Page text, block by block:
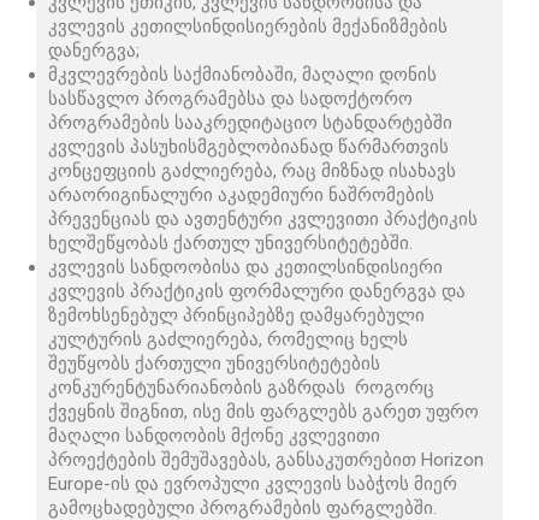
კვლევის კეთილსინდისიერების მექანიზმების
დანერგვა;
მკვლევრების საქმიანობაში, მაღალი დონის
სასწავლო პროგრამებსა და სადოქტორო
პროგრამების სააკრედიტაციო სტანდარტებში
კვლევის პასუხისმგებლობიანად წარმართვის
კონცეფციის გაძლიერება, რაც მიზნად ისახავს
არაორიგინალური აკადემიური ნაშრომების
პრევენციას და ავთენტური კვლევითი პრაქტიკის
ხელშეწყობას ქართულ უნივერსიტეტებში.
კვლევის სანდოობისა და კეთილსინდისიერი
კვლევის პრაქტიკის ფორმალური დანერგვა და
ზემოხსენებულ პრინციპებზე დამყარებული
კულტურის გაძლიერება, რომელიც ხელს
შეუწყობს ქართული უნივერსიტეტების
კონკურენტუნარიანობის გაზრდას როგორც
ქვეყნის შიგნით, ისე მის ფარგლებს გარეთ უფრო
მაღალი სანდოობის მქონე კვლევითი
პროექტების შემუშავებას, განსაკუთრებით Horizon
Europe-ის და ევროპული კვლევის საბჭოს მიერ
გამოცხადებული პროგრამების ფარგლებში.